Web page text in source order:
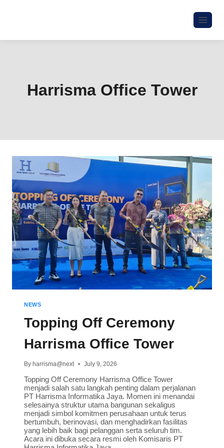
Harrisma Office Tower
NEWS
Topping Off Ceremony
Harrisma Office Tower
By harrisma@next July 9, 2026
Topping Off Ceremony Harrisma Office Tower
menjadi salah satu langkah penting dalam perjalanan
PT Harrisma Informatika Jaya. Momen ini menandai
selesainya struktur utama bangunan sekaligus
menjadi simbol komitmen perusahaan untuk terus
bertumbuh, berinovasi, dan menghadirkan fasilitas
yang lebih baik bagi pelanggan serta seluruh tim.
Acara ini dibuka secara resmi oleh Komisaris PT